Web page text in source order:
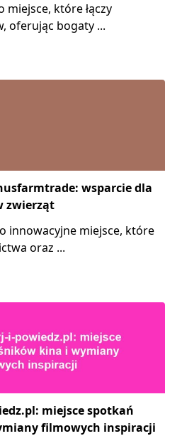
które łączy
oferując bogaty ...
wsparcie dla
zwierząt
innowacyjne miejsce, które
oraz ...
miejsce spotkań
filmowych inspiracji